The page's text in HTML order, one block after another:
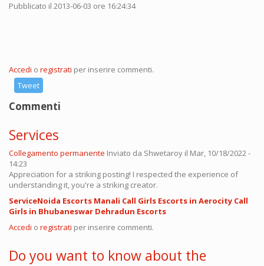
Pubblicato il 2013-06-03 ore 16:24:34
Accedi o registrati per inserire commenti.
Tweet
Commenti
Services
Collegamento permanente Inviato da Shwetaroy il Mar, 10/18/2022 -
14:23
Appreciation for a striking posting! I respected the experience of
understanding it, you're a striking creator.
ServiceNoida Escorts Manali Call Girls Escorts in Aerocity Call
Girls in Bhubaneswar Dehradun Escorts
Accedi o registrati per inserire commenti.
Do you want to know about the